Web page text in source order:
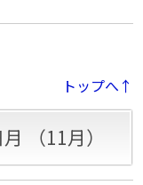
トップへ↑
（11月）